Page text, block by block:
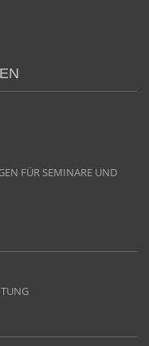
FÜR SEMINARE UND